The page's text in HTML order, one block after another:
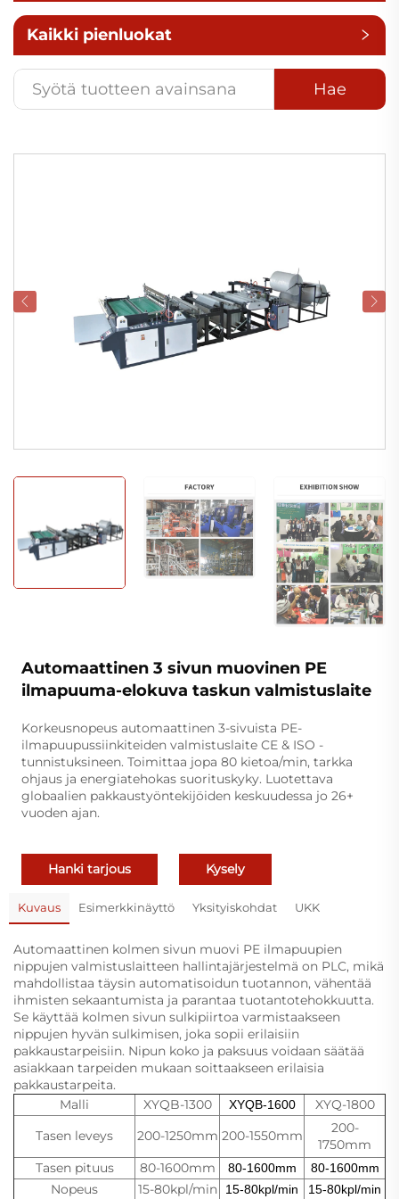
Kaikki pienluokat
Hae
Automaattinen 3 sivun muovinen PE
ilmapuuma-elokuva taskun valmistuslaite
Korkeusnopeus automaattinen 3-sivuista PE-
ilmapuupussiinkiteiden valmistuslaite CE & ISO -
tunnistuksineen. Toimittaa jopa 80 kietoa/min, tarkka
ohjaus ja energiatehokas suorituskyky. Luotettava
globaalien pakkaustyöntekijöiden keskuudessa jo 26+
vuoden ajan.
Hanki tarjous Kysely
Kuvaus Esimerkkinäyttö Yksityiskohdat UKK
Automaattinen kolmen sivun muovi PE ilmapuupien
nippujen valmistuslaitteen hallintajärjestelmä on PLC, mikä
mahdollistaa täysin automatisoidun tuotannon, vähentää
ihmisten sekaantumista ja parantaa tuotantotehokkuutta.
Se käyttää kolmen sivun sulkipiirtoa varmistaakseen
nippujen hyvän sulkimisen, joka sopii erilaisiin
pakkaustarpeisiin. Nipun koko ja paksuus voidaan säätää
asiakkaan tarpeiden mukaan soittaakseen erilaisia
pakkaustarpeita.
Malli
XYQB-1300 XYQB-1600
XYQ-1800
Tasen leveys
200-1250mm 200-1550mm
200-
1750mm
Tasen pituus
80-1600mm 80-1600mm 80-1600mm
Nopeus 15-80kpl/min 15-80kpl/min 15-80kpl/min